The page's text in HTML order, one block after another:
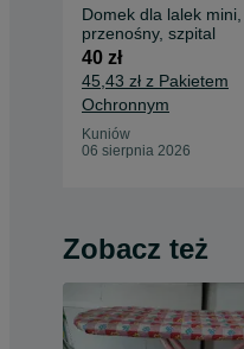
Domek dla lalek mini,
przenośny, szpital
40 zł
45,43 zł z Pakietem
Ochronnym
Kuniów
06 sierpnia 2026
Zobacz też